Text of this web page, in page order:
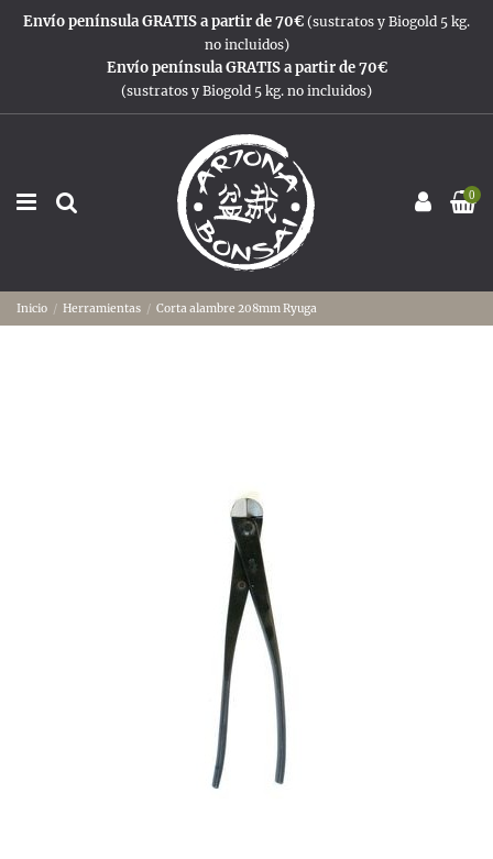
Envío península GRATIS a partir de 70€ (sustratos y Biogold 5 kg.
no incluidos)
Envío península GRATIS a partir de 70€
(sustratos y Biogold 5 kg. no incluidos)
0
Inicio Herramientas Corta alambre 208mm Ryuga